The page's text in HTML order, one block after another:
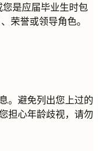
是应届毕业生时包
荣誉或领导角色。
。避免列出您上过的
担心年龄歧视，请勿